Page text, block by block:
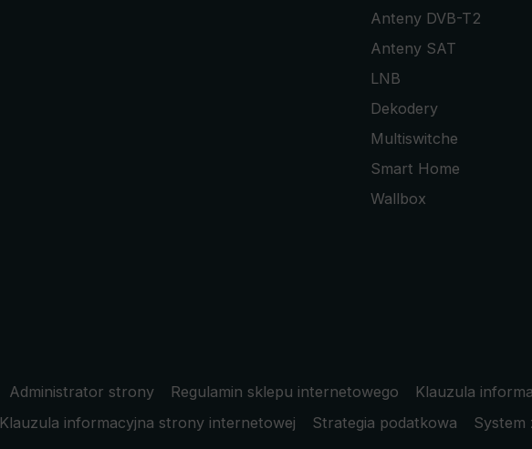
Anteny DVB-T2
Anteny SAT
LNB
Dekodery
Multiswitche
Smart Home
Wallbox
Administrator strony Regulamin sklepu internetowego
Klauzula
Klauzula informacyjna strony internetowej
Strategia podatkowa System